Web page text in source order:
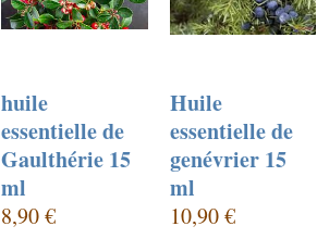
huile
essentielle de
Gaulthérie 15
ml
8,90 €
Huile
essentielle de
genévrier 15
ml
10,90 €